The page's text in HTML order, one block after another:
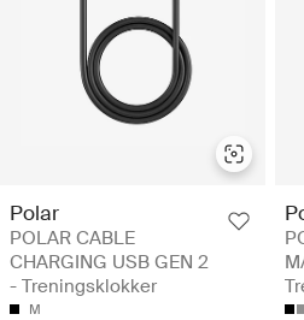
Polar
POLAR CABLE
CHARGING USB GEN 2
- Treningsklokker
M